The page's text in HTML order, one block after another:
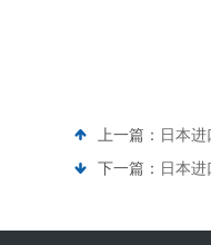
上一篇： 日本
下一篇： 日本